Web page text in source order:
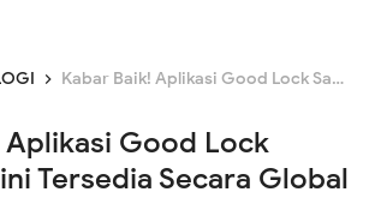
Kabar Baik! Aplikasi Good Lock Samsung Kini Tersedia Secara Global
Aplikasi Good Lock
Tersedia Secara Global